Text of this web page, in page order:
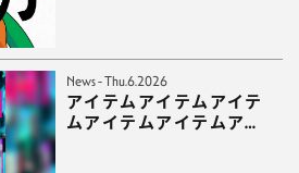
News - Thu.6.2026
アイテムアイテムアイテ
ムアイテムアイテムアイ